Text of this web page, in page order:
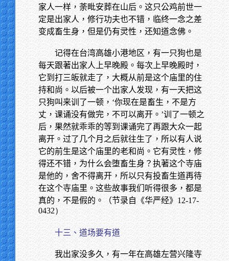
家人一样，荼毗安葬在山后。这只公鸡前世一
定是出家人，修行功夫也不错，临终一念之差
变成畜生身，但是仍有灵性，还知道念佛。
记得在台湾高雄小港地区，有一只狗也是
每天跟著出家人上早晚殿。每次上早晚殿时，
它到打三皈就走了，大概从前是这个庙里的住
持和尚。以后被一个出家人发现，有一天把这
只狗叫来训了一顿，‘你现在是畜生，不是方
丈，课诵没有做完，不可以离开。’训了一顿之
后，果然就乖乖的等到课诵完了再跟大众一起
离开。过了几个月之后就往生了，所以有人说
它的前生是这个庙里的老和尚。它有灵性，修
得还不错，为什么会堕畜生身？执著这个寺庙
是他的，舍不得离开，所以只有投畜生道再待
在这个寺庙里。这些故事我们听得很多，都是
真的，不是假的。（节录自《华严经》 12-17-
0432）
十三、道场要有道
我出家没多久，有一年在高雄左营兴隆寺